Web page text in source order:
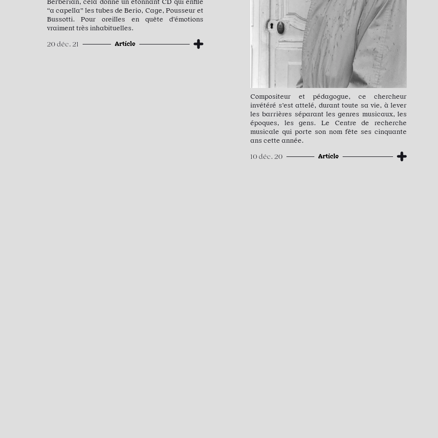
“a capella” les tubes de Berio, Cage, Pousseur et
Bussotti. Pour oreilles en quête d’émotions
vraiment très inhabituelles.
20 déc. 21 Article
Compositeur et pédagogue, ce chercheur
invétéré s’est attelé, durant toute sa vie, à lever
les barrières séparant les genres musicaux, les
époques, les gens. Le Centre de recherche
musicale qui porte son nom fête ses cinquante
ans cette année.
10 déc. 20 Article